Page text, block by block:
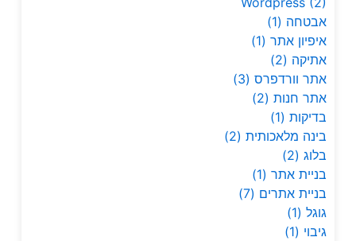
אבטחה (1)
איפיון אתר(1)
אתיקה (2)
אתר וורדפרס(3)
אתר חנות(2)
בדיקות(1)
בינה מלאכותית(2)
בלוג(2)
בניית אתר(1)
בניית אתרים (7)
גוגל(1)
גיבוי (1)